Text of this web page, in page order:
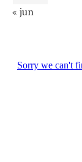
« jun